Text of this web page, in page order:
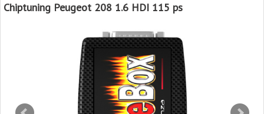
Chiptuning Peugeot 208 1.6 HDI 115 ps